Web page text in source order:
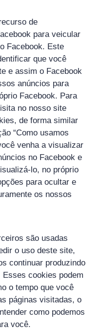
de
para veicular
Facebook. Este
que você
e assim o Facebook
anúncios para
Facebook. Para
no nosso site
de forma similar
“Como usamos
venha a visualizar
no Facebook e
lo, no próprio
para ocultar e
os nossos
são usadas
o uso deste site,
continuar produzindo
cookies podem
o tempo que você
páginas visitadas, o
como podemos
você.